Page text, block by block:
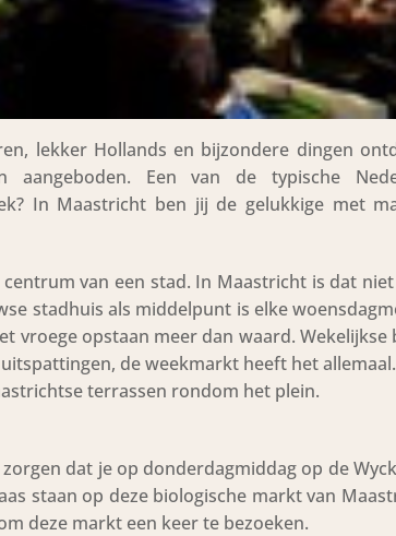
lekker Hollands en bijzondere dingen
Een van de typische
In Maastricht ben jij de gelukkige met
van een stad. In Maastricht is dat
stadhuis als middelpunt is elke
vroege opstaan meer dan waard. Wekelijkse
de weekmarkt heeft het
terrassen rondom het plein.
dat je op donderdagmiddag op de
staan op deze biologische markt van
deze markt een keer te bezoeken.